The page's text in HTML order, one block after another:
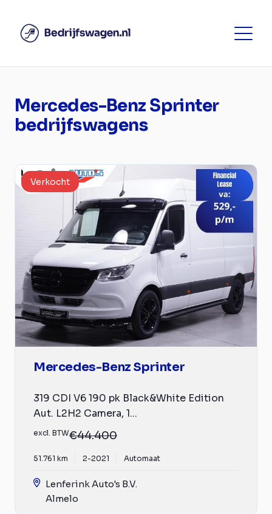
Mercedes-Benz Sprinter
bedrijfswagens
Verkocht
Mercedes-Benz Sprinter
319 CDI V6 190 pk Black&White Edition
Aut. L2H2 Camera, 1...
excl. BTW€44.400
51.761 km 2-2021 Automaat
Lenferink Auto's B.V.
Almelo